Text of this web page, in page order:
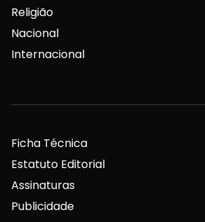
Religião
Nacional
Internacional
Ficha Técnica
Estatuto Editorial
Assinaturas
Publicidade